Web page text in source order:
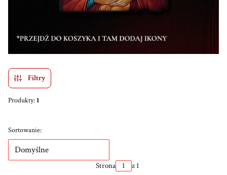
Filtry
Produkty:1
Lista produktów
Sortowanie:
Domyślne
Strona z 1